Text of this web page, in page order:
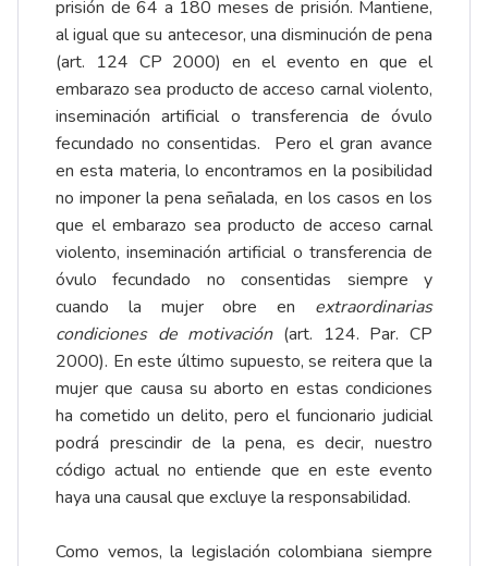
prisión de 64 a 180 meses de prisión. Mantiene,
al igual que su antecesor, una disminución de pena
(art. 124 CP 2000) en el evento en que el
embarazo sea producto de acceso carnal violento,
inseminación artificial o transferencia de óvulo
fecundado no consentidas. Pero el gran avance
en esta materia, lo encontramos en la posibilidad
no imponer la pena señalada, en los casos en los
que el embarazo sea producto de acceso carnal
violento, inseminación artificial o transferencia de
óvulo fecundado no consentidas siempre y
cuando la mujer obre en extraordinarias
condiciones de motivación(art. 124. Par. CP
2000). En este último supuesto, se reitera que la
mujer que causa su aborto en estas condiciones
ha cometido un delito, pero el funcionario judicial
podrá prescindir de la pena, es decir, nuestro
código actual no entiende que en este evento
haya una causal que excluye la responsabilidad.
Como vemos, la legislación colombiana siempre